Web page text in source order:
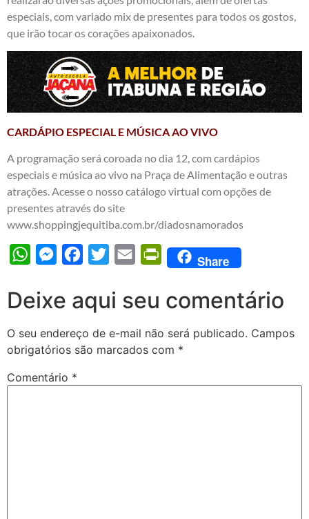
especiais, com variado mix de presentes para todos os gostos,
que irão tocar os corações apaixonados.
CARDÁPIO ESPECIAL E MÚSICA AO VIVO
A programação será coroada no dia 12, com cardápios
especiais e música ao vivo na Praça de Alimentação e outras
atrações. Acesse o nosso catálogo virtual com opções de
presentes através do site
www.shoppingjequitiba.com.br/diadosnamorados
WhatsAppMessengerFacebook
Twitter Email PrintFriendly
Share
Deixe aqui seu comentário
O seu endereço de e-mail não será publicado. Campos
obrigatórios são marcados com *
Comentário *